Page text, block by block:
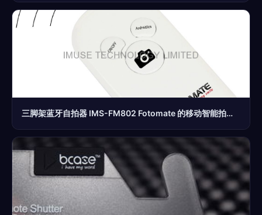
三脚架蓝牙自拍器 IMS-FM802 Fotomate 的移动智能拍摄新选择